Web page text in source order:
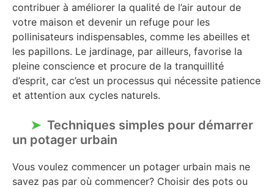
contribuer à améliorer la qualité de l’air autour de
votre maison et devenir un refuge pour les
pollinisateurs indispensables, comme les abeilles et
les papillons. Le jardinage, par ailleurs, favorise la
pleine conscience et procure de la tranquillité
d’esprit, car c’est un processus qui nécessite patience
et attention aux cycles naturels.
Techniques simples pour démarrer
un potager urbain
Vous voulez commencer un potager urbain mais ne
savez pas par où commencer? Choisir des pots ou